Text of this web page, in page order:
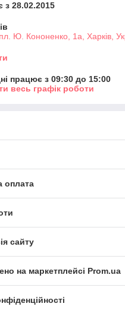
з 28.02.2015
Ю. Кононенко, 1а, Харків,
працює з 09:30 до 15:00
весь графік роботи
оплата
сайту
на маркетплейсі Prom.ua